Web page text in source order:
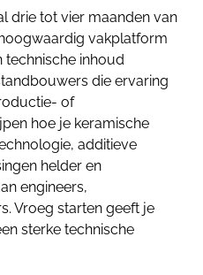
drie tot vier maanden van
vakplatform
technische inhoud
die ervaring
of
hoe je keramische
additieve
helder en
engineers,
Vroeg starten geeft je
sterke technische